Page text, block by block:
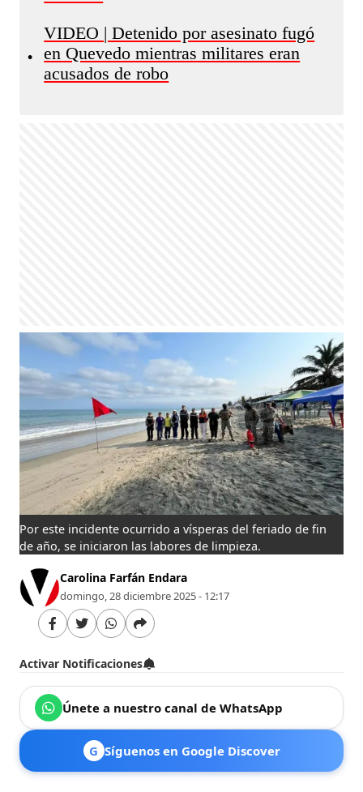
•
VIDEO | Detenido por asesinato fugó
en Quevedo mientras militares eran
acusados de robo
Por este incidente ocurrido a vísperas del feriado de fin
de año, se iniciaron las labores de limpieza.
Carolina Farfán Endara
domingo, 28 diciembre 2025 - 12:17
Activar Notificaciones
Únete a nuestro canal de WhatsApp
G Síguenos en Google Discover